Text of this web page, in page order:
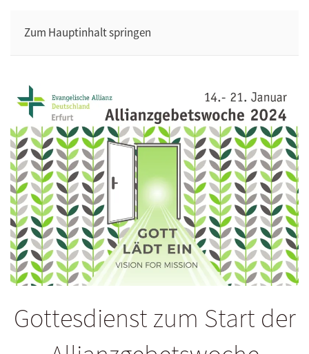
Zum Hauptinhalt springen
Gottesdienst zum Start der